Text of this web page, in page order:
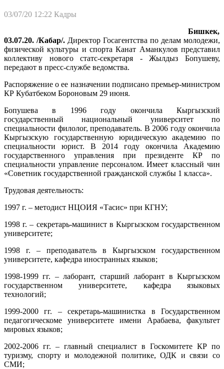
03/07/20 12:22 Кадры
Бишкек,
03.07.20. /Кабар/. Директор Госагентства по делам молодежи,
физической культуры и спорта Канат Аманкулов представил
коллективу нового статс-секретаря - Жылдыз Бопушеву,
передают в пресс-службе ведомства.
Распоряжение о ее назначении подписано премьер-министром
КР Кубатбеком Бороновым 29 июня.
Бопушева в 1996 году окончила Кыргызский
государственный национальный университет по
специальности филолог, преподаватель. В 2006 году окончила
Кыргызскую государственную юридическую академию по
специальности юрист. В 2014 году окончила Академию
государственного управления при президенте КР по
специальности управление персоналом. Имеет классный чин
«Советник государственной гражданской службы 1 класса».
Трудовая деятельность:
1997 г. – методист НЦОИЯ «Тасис» при КГНУ;
1998 г. – секретарь-машинист в Кыргызском государственном
университете;
1998 г. – преподаватель в Кыргызском государственном
университете, кафедра иностранных языков;
1998-1999 гг. – лаборант, старший лаборант в Кыргызском
государственном университете, кафедра языковых
технологий;
1999-2000 гг. – секретарь-машинистка в Государственном
педагогическоме университете имени Арабаева, факультет
мировых языков;
2002-2006 гг. – главный специалист в Госкомитете КР по
туризму, спорту и молодежной политике, ОДК и связи со
СМИ;